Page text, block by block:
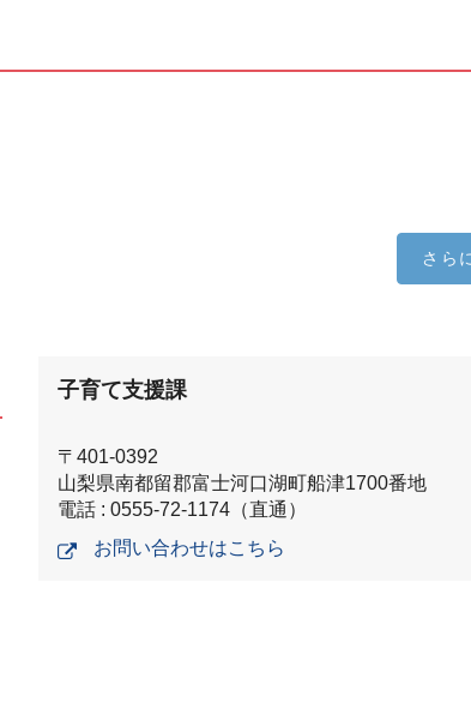
さら
子育て支援課
〒401-0392
山梨県南都留郡富士河口湖町船津1700番地
電話 : 0555-72-1174（直通）
お問い合わせはこちら